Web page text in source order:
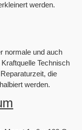
werden.
normale und auch
Technisch
die
werden.